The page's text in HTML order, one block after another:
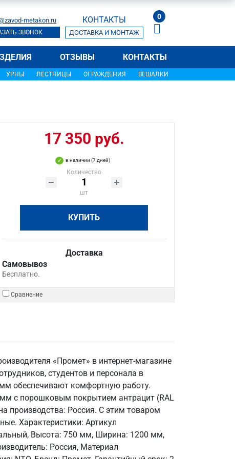
metakon.ru
ЗВОНОК
КОНТАКТЫ
ДОСТАВКА И МОНТАЖ
0
ОТЗЫВЫ КОНТАКТЫ
УРНЫ ЛЕСТНИЦЫ ОГРАЖДЕНИЯ ВЕШАЛКИ
17 350 руб.
в наличии (7 дней)
Количество
шт
КУПИТЬ
Доставка
Самовывоз
Бесплатно.
Сравнение
«Промет» в интернет-магазине
студентов и персонала в
обеспечивают комфортную работу.
с порошковым покрытием антрацит (RAL
производства: Россия. С этим товаром
Характеристики: Артикул
Высота: 750 мм, Ширина: 1200 мм,
Россия, Материал